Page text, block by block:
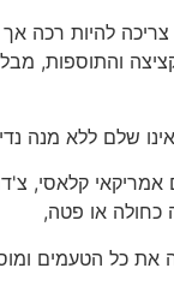
צריכה להיות רכה
והתוספות,
שלם ללא מנה
אמריקאי קלאסי,
כחולה או פטה,
את כל הטעמים